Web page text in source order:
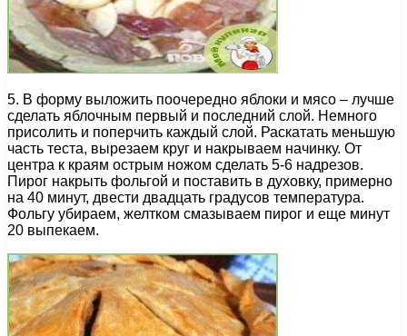
5. В форму выложить поочередно яблоки и мясо – лучше
сделать яблочным первый и последний слой. Немного
присолить и поперчить каждый слой. Раскатать меньшую
часть теста, вырезаем круг и накрываем начинку. От
центра к краям острым ножом сделать 5-6 надрезов.
Пирог накрыть фольгой и поставить в духовку, примерно
на 40 минут, двести двадцать градусов температура.
Фольгу убираем, желтком смазываем пирог и еще минут
20 выпекаем.